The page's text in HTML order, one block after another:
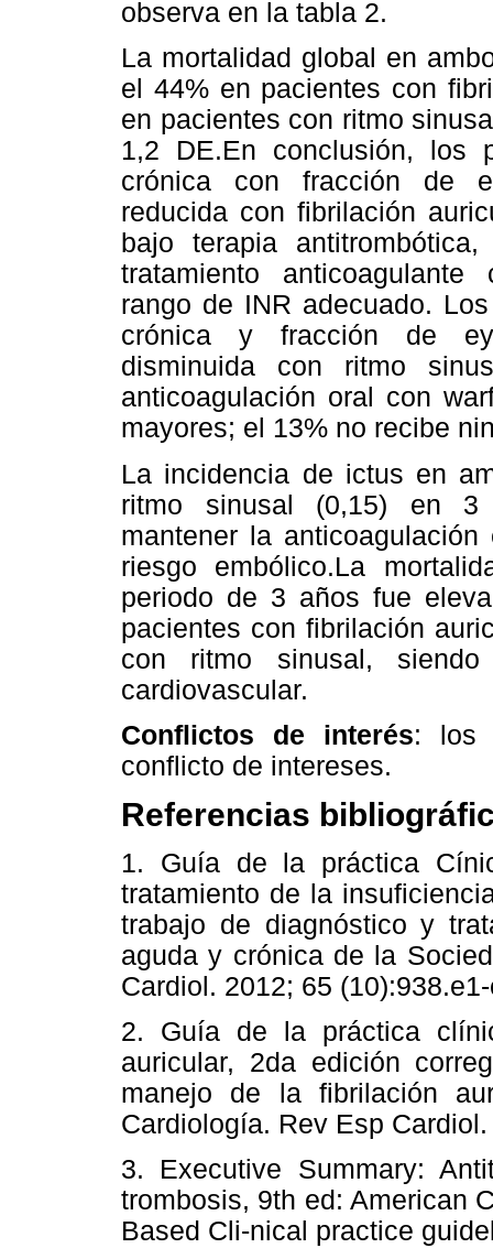
observa en la tabla 2.
La mortalidad global en
el 44% en pacientes con
en pacientes con ritmo
1,2 DE.En conclusión, los
crónica con fracción de
reducida con fibrilación
bajo terapia
tratamiento
rango de INR adecuado.
crónica y fracción de
disminuida con ritmo
anticoagulación oral con
mayores; el 13% no recibe
La incidencia de ictus en
ritmo sinusal (0,15) en 3
mantener la
riesgo embólico.La
periodo de 3 años fue
pacientes con fibrilación
con ritmo sinusal,
cardiovascular.
Conflictos de interés: los
conflicto de intereses.
Referencias
1. Guía de la práctica
tratamiento de la
trabajo de diagnóstico y
aguda y crónica de la
Cardiol. 2012; 65
2. Guía de la práctica
auricular, 2da edición
manejo de la fibrilación
Cardiología. Rev Esp
3. Executive Summary:
trombosis, 9th ed: American
Based Cli-nical practice